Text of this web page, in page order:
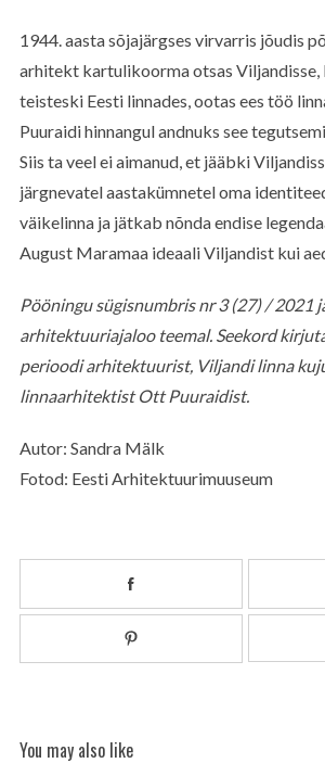
1944. aasta sõjajärgses virvarris jõudis
arhitekt kartulikoorma otsas Viljandisse,
teisteski Eesti linnades, ootas ees töö
Puuraidi hinnangul andnuks see
Siis ta veel ei aimanud, et jääbki
järgnevatel aastakümnetel oma
väikelinna ja jätkab nõnda endise
August Maramaa ideaali Viljandist kui
Pööningu sügisnumbris nr 3 (27) / 2021
arhitektuuriajaloo teemal. Seekord
perioodi arhitektuurist, Viljandi linna
linnaarhitektist Ott Puuraidist.
Autor: Sandra Mälk
Fotod: Eesti Arhitektuurimuuseum
You may also like
S
e
a
c
o
r